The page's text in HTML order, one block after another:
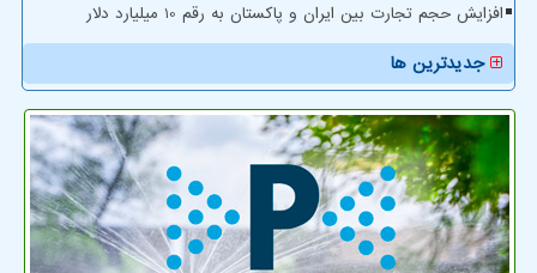
افزایش حجم تجارت بین ایران و پاکستان به رقم 10 میلیارد دلار
جدیدترین ها